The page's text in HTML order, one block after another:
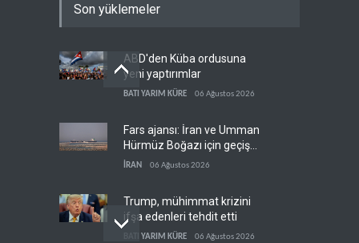
Son yüklemeler
ABD'den Küba ordusuna
yeni yaptırımlar
BATI YARIM KÜRE 06 Ağustos 2026
Fars ajansı: İran ve Umman
Hürmüz Boğazı için geçiş
koridorlarında anlaştı
İRAN 06 Ağustos 2026
Trump, mühimmat krizini
ifşa edenleri tehdit etti
BATI YARIM KÜRE 06 Ağustos 2026